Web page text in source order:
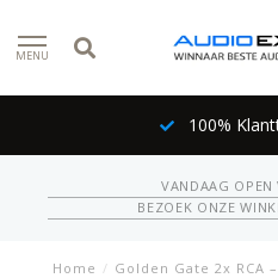
MENU
100%
VANDAAG OPEN
BEZOEK ONZE
Home / Golden Gate 2x RCA